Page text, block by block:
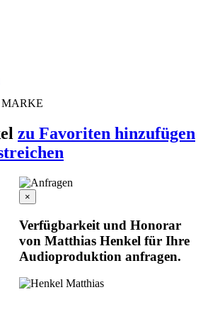
zu Favoriten hinzufügen
×
Verfügbarkeit und Honorar
von Matthias Henkel für Ihre
Audioproduktion anfragen.